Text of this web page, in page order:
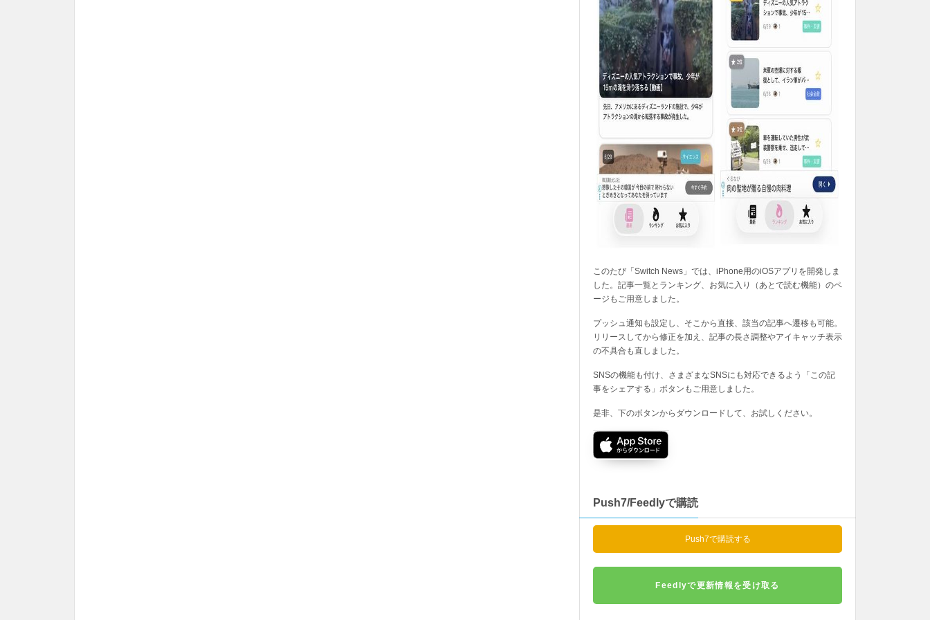
このたび「Switch News」では、iPhone用のiOSアプリを開発しま
した。記事一覧とランキング、お気に入り（あとで読む機能）のペ
ージもご用意しました。
プッシュ通知も設定し、そこから直接、該当の記事へ遷移も可能。
リリースしてから修正を加え、記事の長さ調整やアイキャッチ表示
の不具合も直しました。
SNSの機能も付け、さまざまなSNSにも対応できるよう「この記
事をシェアする」ボタンもご用意しました。
是非、下のボタンからダウンロードして、お試しください。
Push7/Feedlyで購読
Push7で購読する
Feedlyで更新情報を受け取る